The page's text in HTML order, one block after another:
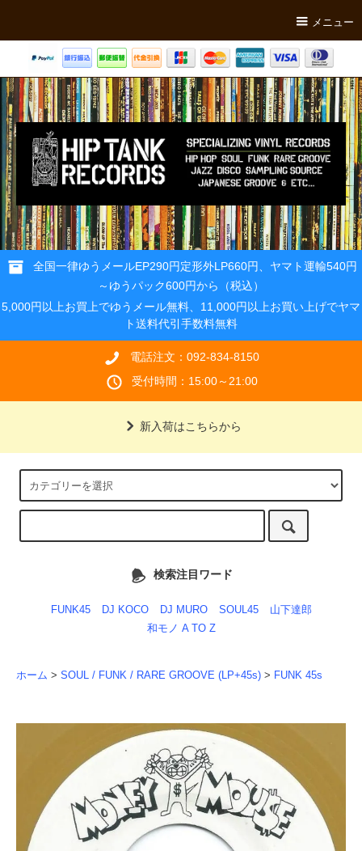
メニュー
全国一律ゆうメールEP290円定形外LP660円、ヤマト運輸540円
～ゆうパック600円から（税込）
5,000円以上お買上でゆうメール無料、11,000円以上お買い上げでヤマ
ト送料代引手数料無料
電話注文：092-834-8150
受付時間：15:00～21:00
新入荷はこちらから
検索注目ワード
FUNK45 DJ KOCO DJ MURO SOUL45
山下達郎
和モノ A TO Z
ホーム > SOUL / FUNK / RARE GROOVE (LP+45s) > FUNK 45s